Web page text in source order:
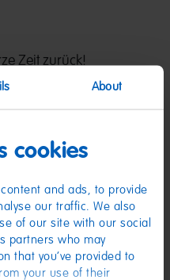
About
cookies
and ads, to provide
our traffic. We also
of our site with our social
partners who may
that you’ve provided to
your use of their
Zeit zurück!
Gelatine;
und Pflanzenkonzentrate: Saflor,
Schwarze Johannisbeere;
Bienenwachs weiß und gelb.